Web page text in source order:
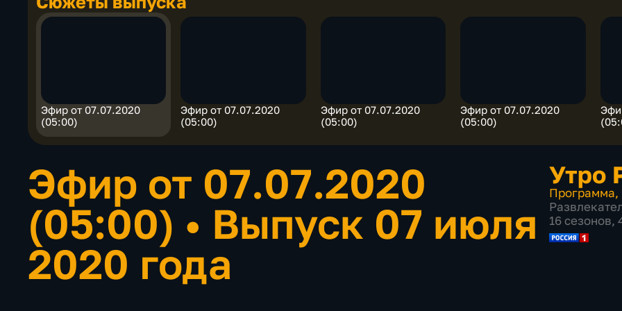
Эфир от 07.07.2020
(05:00)
Эфир от 07.07.2020
(05:00)
Эфир от 07.07.2020
(05:00)
Эфир от 07.07.2020
(05:00)
Эфир от 07.07.2020
(05:00) • Выпуск 07 июля
2020 года
Утро
Программа,
16 сезонов,